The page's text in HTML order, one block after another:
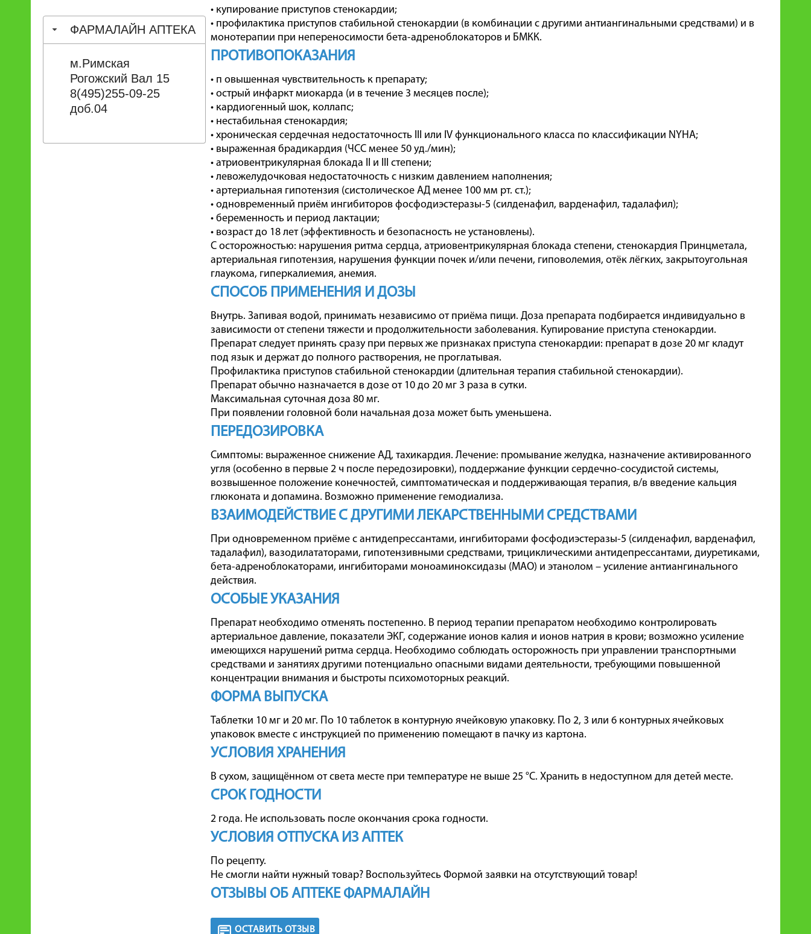
ФАРМАЛАЙН АПТЕКА
м.Римская
Рогожский Вал 15
8(495)255-09-25
доб.04
• купирование приступов стенокардии;
• профилактика приступов стабильной стенокардии (в комбинации с другими антиангинальными средствами) и в
монотерапии при непереносимости бета-адреноблокаторов и БМКК.
ПРОТИВОПОКАЗАНИЯ
• п овышенная чувствительность к препарату;
• острый инфаркт миокарда (и в течение 3 месяцев после);
• кардиогенный шок, коллапс;
• нестабильная стенокардия;
• хроническая сердечная недостаточность III или IV функционального класса по классификации NYHA;
• выраженная брадикардия (ЧСС менее 50 уд./мин);
• атриовентрикулярная блокада II и III степени;
• левожелудочковая недостаточность с низким давлением наполнения;
• артериальная гипотензия (систолическое АД менее 100 мм рт. ст.);
• одновременный приём ингибиторов фосфодиэстеразы-5 (силденафил, варденафил, тадалафил);
• беременность и период лактации;
• возраст до 18 лет (эффективность и безопасность не установлены).
С осторожностью: нарушения ритма сердца, атриовентрикулярная блокада степени, стенокардия Принцметала,
артериальная гипотензия, нарушения функции почек и/или печени, гиповолемия, отёк лёгких, закрытоугольная
глаукома, гиперкалиемия, анемия.
СПОСОБ ПРИМЕНЕНИЯ И ДОЗЫ
Внутрь. Запивая водой, принимать независимо от приёма пищи. Доза препарата подбирается индивидуально в
зависимости от степени тяжести и продолжительности заболевания. Купирование приступа стенокардии.
Препарат следует принять сразу при первых же признаках приступа стенокардии: препарат в дозе 20 мг кладут
под язык и держат до полного растворения, не проглатывая.
Профилактика приступов стабильной стенокардии (длительная терапия стабильной стенокардии).
Препарат обычно назначается в дозе от 10 до 20 мг 3 раза в сутки.
Максимальная суточная доза 80 мг.
При появлении головной боли начальная доза может быть уменьшена.
ПЕРЕДОЗИРОВКА
Симптомы: выраженное снижение АД, тахикардия. Лечение: промывание желудка, назначение активированного
угля (особенно в первые 2 ч после передозировки), поддержание функции сердечно-сосудистой системы,
возвышенное положение конечностей, симптоматическая и поддерживающая терапия, в/в введение кальция
глюконата и допамина. Возможно применение гемодиализа.
ВЗАИМОДЕЙСТВИЕ С ДРУГИМИ ЛЕКАРСТВЕННЫМИ СРЕДСТВАМИ
При одновременном приёме с антидепрессантами, ингибиторами фосфодиэстеразы-5 (силденафил, варденафил,
тадалафил), вазодилататорами, гипотензивными средствами, трициклическими антидепрессантами, диуретиками,
бета-адреноблокаторами, ингибиторами моноаминоксидазы (МАО) и этанолом – усиление антиангинального
действия.
ОСОБЫЕ УКАЗАНИЯ
Препарат необходимо отменять постепенно. В период терапии препаратом необходимо контролировать
артериальное давление, показатели ЭКГ, содержание ионов калия и ионов натрия в крови; возможно усиление
имеющихся нарушений ритма сердца. Необходимо соблюдать осторожность при управлении транспортными
средствами и занятиях другими потенциально опасными видами деятельности, требующими повышенной
концентрации внимания и быстроты психомоторных реакций.
ФОРМА ВЫПУСКА
Таблетки 10 мг и 20 мг. По 10 таблеток в контурную ячейковую упаковку. По 2, 3 или 6 контурных ячейковых
упаковок вместе с инструкцией по применению помещают в пачку из картона.
УСЛОВИЯ ХРАНЕНИЯ
В сухом, защищённом от света месте при температуре не выше 25 °С. Хранить в недоступном для детей месте.
СРОК ГОДНОСТИ
2 года. Не использовать после окончания срока годности.
УСЛОВИЯ ОТПУСКА ИЗ АПТЕК
По рецепту.
Не смогли найти нужный товар? Воспользуйтесь Формой заявки на отсутствующий товар!
ОТЗЫВЫ ОБ АПТЕКЕ ФАРМАЛАЙН
ОСТАВИТЬ ОТЗЫВ